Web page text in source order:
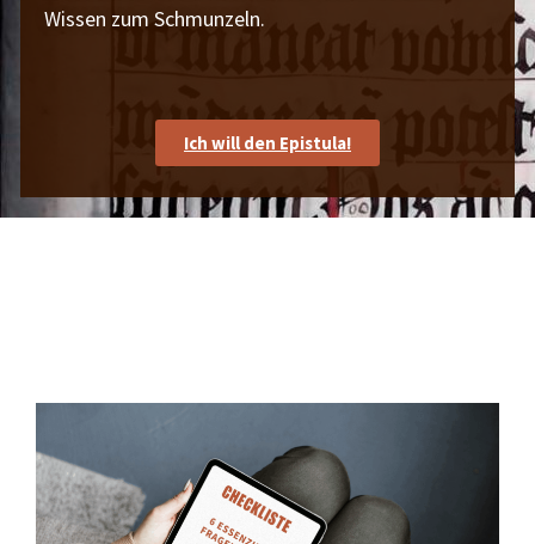
Wissen zum Schmunzeln.
Ich will den Epistula!